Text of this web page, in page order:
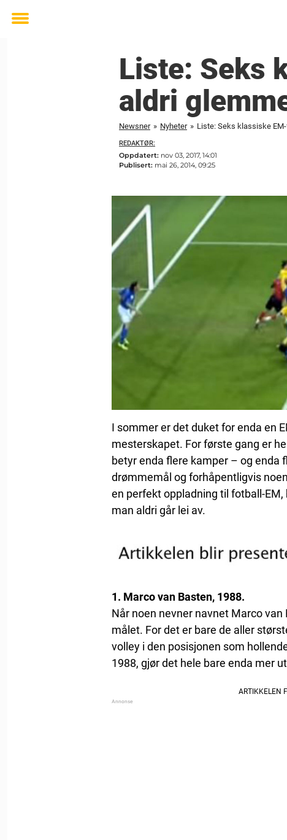
Toggle
Liste: Seks
aldri
Newsner » Nyheter » Liste: Seks klassiske
REDAKTØR:
Oppdatert: nov 03, 2017, 14:01
Publisert: mai 26, 2014, 09:25
I sommer er det duket for enda en
mesterskapet. For første gang er
betyr enda flere kamper – og enda
drømmemål og forhåpentligvis
en perfekt oppladning til fotball-
man aldri går lei av.
1. Marco van Basten, 1988.
Når noen nevner navnet Marco
målet. For det er bare de aller
volley i den posisjonen som
1988, gjør det hele bare enda mer